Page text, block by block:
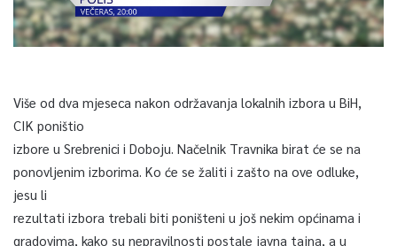
Više od dva mjeseca nakon održavanja lokalnih izbora u BiH,
CIK poništio
izbore u Srebrenici i Doboju. Načelnik Travnika birat će se na
ponovljenim izborima. Ko će se žaliti i zašto na ove odluke,
jesu li
rezultati izbora trebali biti poništeni u još nekim općinama i
gradovima, kako su nepravilnosti postale javna tajna, a u